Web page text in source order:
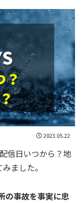
2023.05.22
信日いつから？地
ました。
の事故を事実に忠